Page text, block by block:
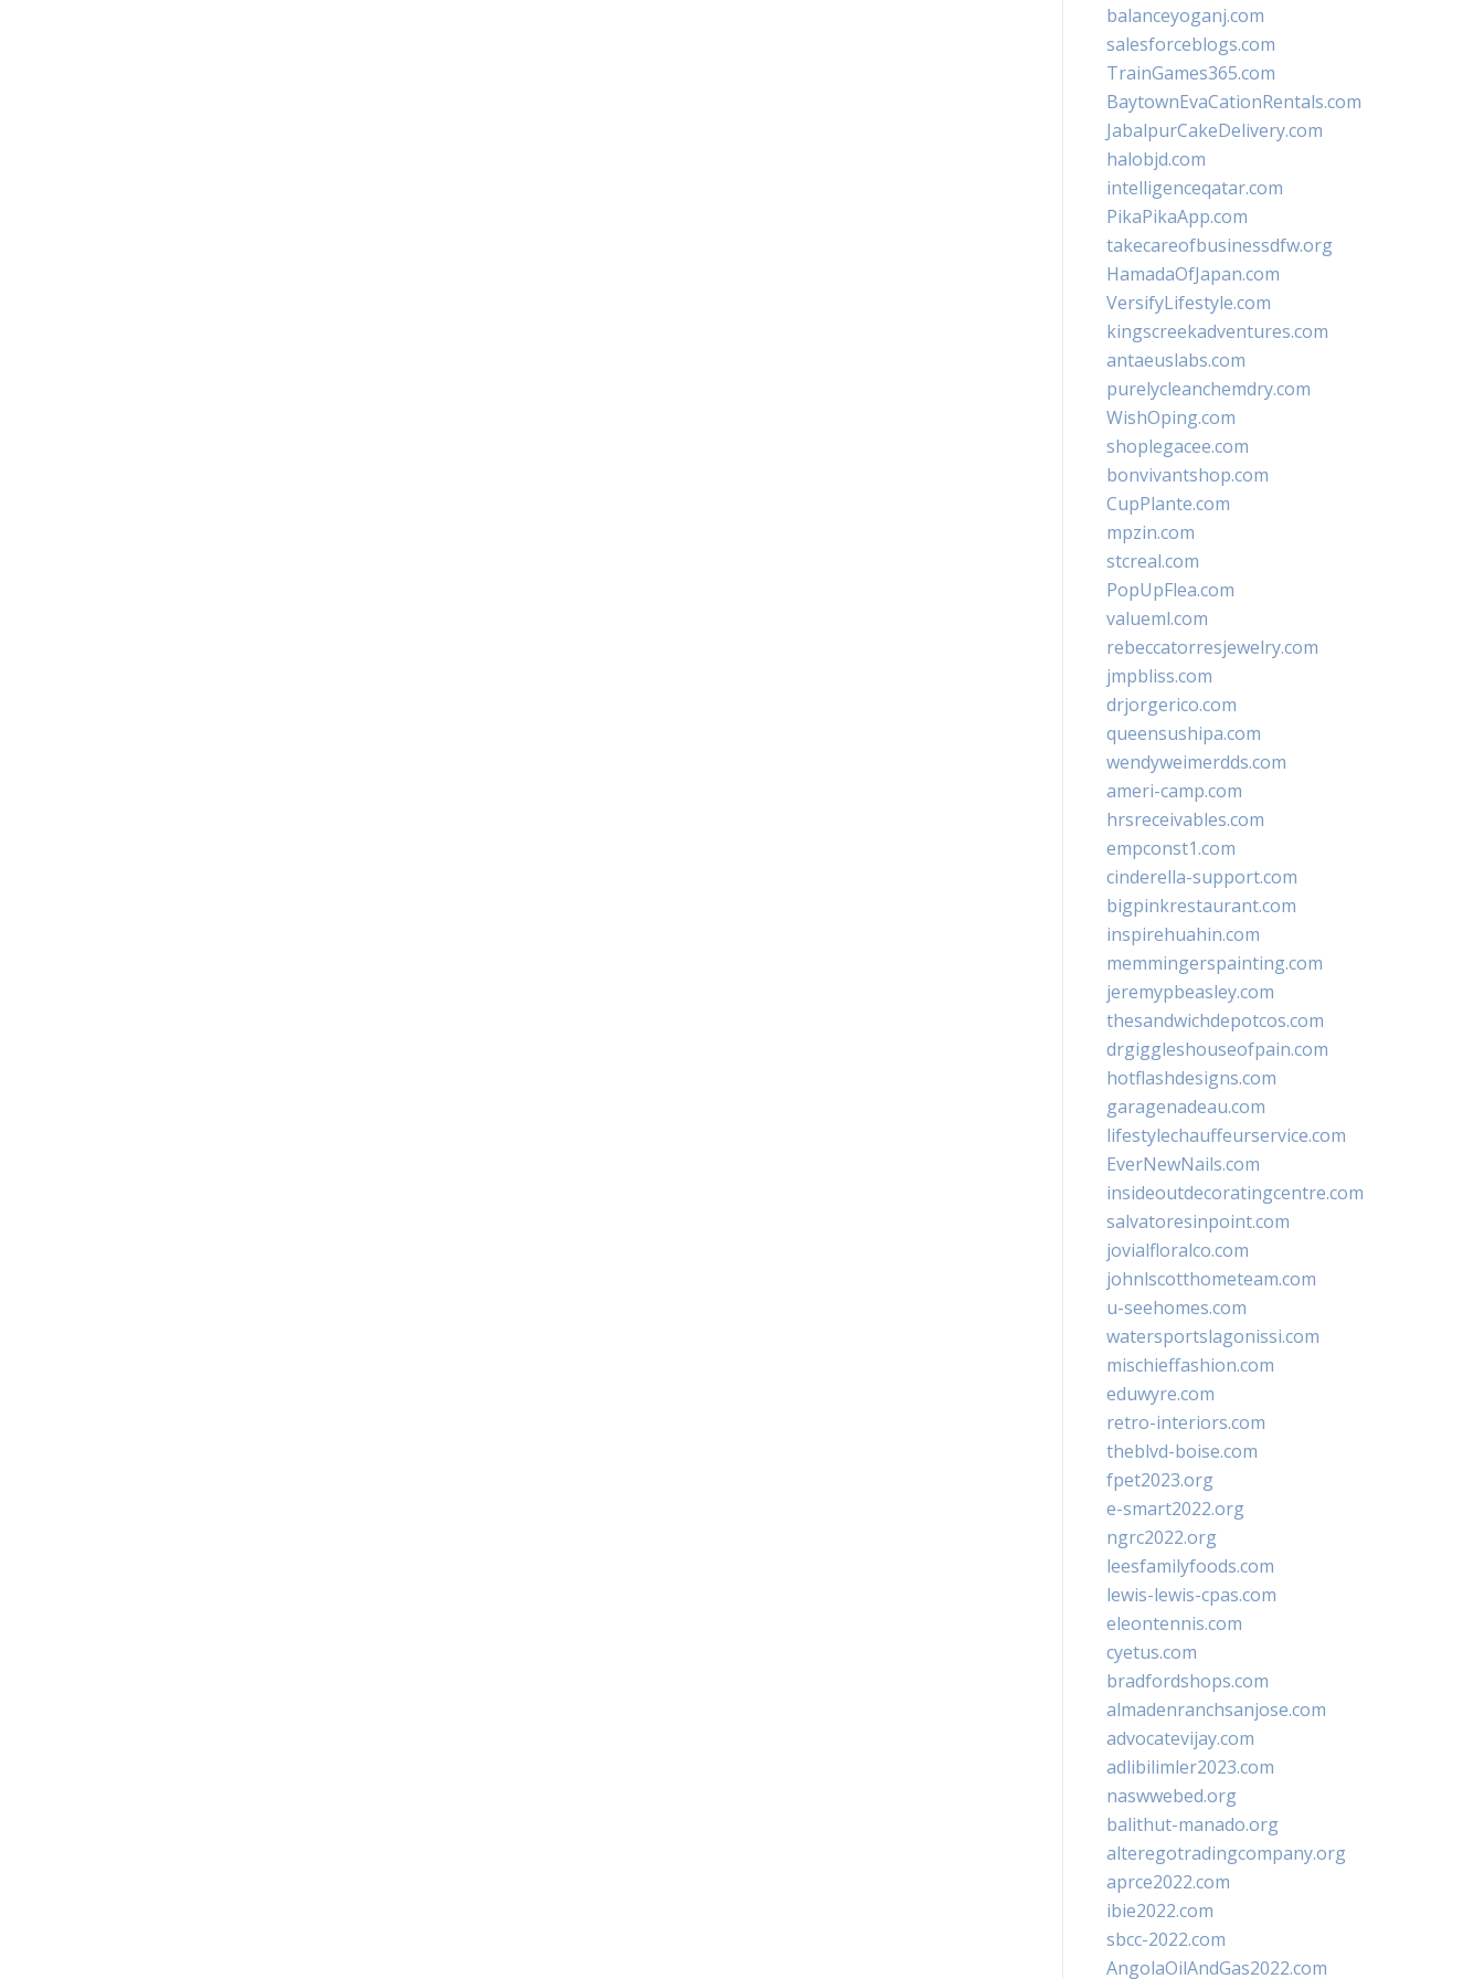
balanceyoganj.com
salesforceblogs.com
TrainGames365.com
BaytownEvaCationRentals.com
JabalpurCakeDelivery.com
halobjd.com
intelligenceqatar.com
PikaPikaApp.com
takecareofbusinessdfw.org
HamadaOfJapan.com
VersifyLifestyle.com
kingscreekadventures.com
antaeuslabs.com
purelycleanchemdry.com
WishOping.com
shoplegacee.com
bonvivantshop.com
CupPlante.com
mpzin.com
stcreal.com
PopUpFlea.com
valueml.com
rebeccatorresjewelry.com
jmpbliss.com
drjorgerico.com
queensushipa.com
wendyweimerdds.com
ameri-camp.com
hrsreceivables.com
empconst1.com
cinderella-support.com
bigpinkrestaurant.com
inspirehuahin.com
memmingerspainting.com
jeremypbeasley.com
thesandwichdepotcos.com
drgiggleshouseofpain.com
hotflashdesigns.com
garagenadeau.com
lifestylechauffeurservice.com
EverNewNails.com
insideoutdecoratingcentre.com
salvatoresinpoint.com
jovialfloralco.com
johnlscotthometeam.com
u-seehomes.com
watersportslagonissi.com
mischieffashion.com
eduwyre.com
retro-interiors.com
theblvd-boise.com
fpet2023.org
e-smart2022.org
ngrc2022.org
leesfamilyfoods.com
lewis-lewis-cpas.com
eleontennis.com
cyetus.com
bradfordshops.com
almadenranchsanjose.com
advocatevijay.com
adlibilimler2023.com
naswwebed.org
balithut-manado.org
alteregotradingcompany.org
aprce2022.com
ibie2022.com
sbcc-2022.com
AngolaOilAndGas2022.com